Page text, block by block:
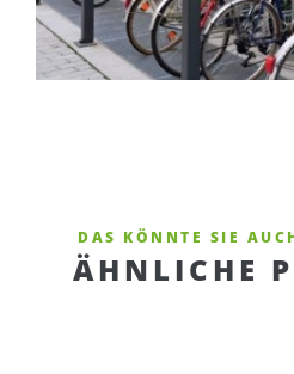
DAS KÖNNTE SIE
ÄHNLICHE